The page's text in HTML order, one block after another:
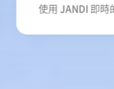
使用 JANDI 即時